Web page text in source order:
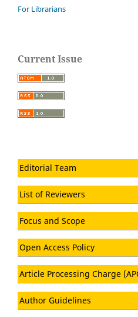
For Librarians
Current Issue
Editorial Team
List of Reviewers
Focus and Scope
Open Access Policy
Article Processing Charge
Author Guidelines